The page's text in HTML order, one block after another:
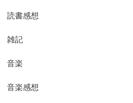
読書感想
雑記
音楽
音楽感想